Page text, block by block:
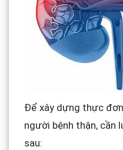
Để xây dựng thực
người bệnh thận, cần
sau: